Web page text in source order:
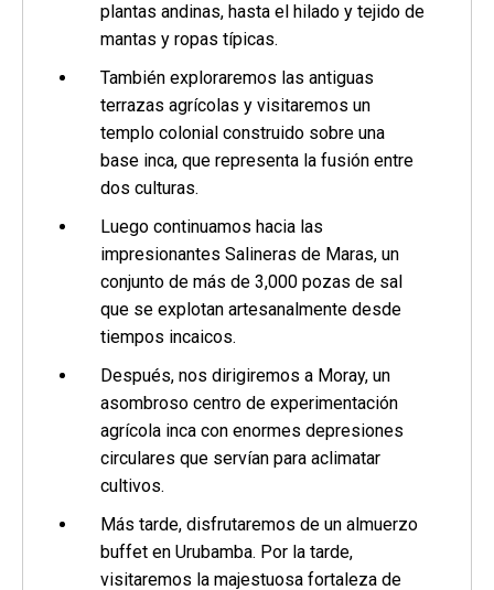
plantas andinas, hasta el hilado y tejido de
mantas y ropas típicas.
También exploraremos las antiguas
terrazas agrícolas y visitaremos un
templo colonial construido sobre una
base inca, que representa la fusión entre
dos culturas.
Luego continuamos hacia las
impresionantes Salineras de Maras, un
conjunto de más de 3,000 pozas de sal
que se explotan artesanalmente desde
tiempos incaicos.
Después, nos dirigiremos a Moray, un
asombroso centro de experimentación
agrícola inca con enormes depresiones
circulares que servían para aclimatar
cultivos.
Más tarde, disfrutaremos de un almuerzo
buffet en Urubamba. Por la tarde,
visitaremos la majestuosa fortaleza de